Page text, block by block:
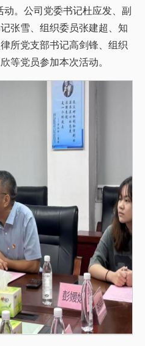
动。​公司党委书记杜应发、副
张雪、组织委员张建超、知
所党支部书记高剑锋、组织
等党员参加本次活动。